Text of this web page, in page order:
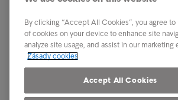
Zprávy & Analýzy
O Intrumu
By clicking “Accept All Cookies”, you agree
of cookies on your device to enhance site
analyze site usage, and assist in our marketing
Zásady cookies
Accept All Cookies